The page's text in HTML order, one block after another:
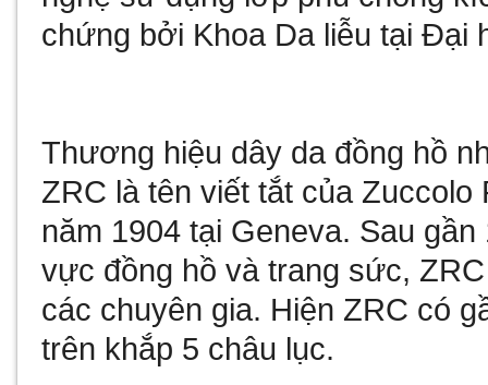
chứng bởi Khoa Da liễu tại Đại
Thương hiệu dây da đồng hồ
ZRC là tên viết tắt của
năm 1904 tại Geneva. Sau
vực đồng hồ và trang sức,
các chuyên gia. Hiện ZRC có
trên khắp 5 châu lục.